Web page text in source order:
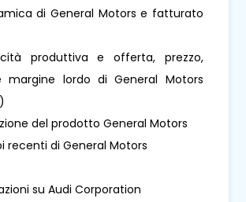
di General Motors e fatturato
produttiva e offerta, prezzo,
lordo di General Motors
del prodotto General Motors
recenti di General Motors
su Audi Corporation